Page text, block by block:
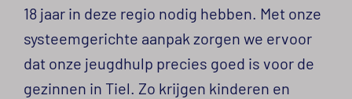
18 jaar in deze regio nodig hebben. Met onze
systeemgerichte aanpak zorgen we ervoor
dat onze jeugdhulp precies goed is voor de
gezinnen in Tiel. Zo krijgen kinderen en